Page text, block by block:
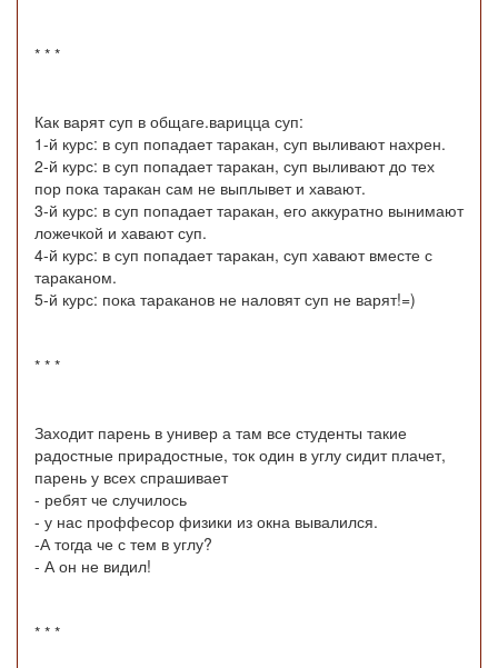
* * *
Как варят суп в общаге.варицца суп:
1-й курс: в суп попадает таракан, суп выливают нахрен.
2-й курс: в суп попадает таракан, суп выливают до тех
пор пока таракан сам не выплывет и хавают.
3-й курс: в суп попадает таракан, его аккуратно вынимают
ложечкой и хавают суп.
4-й курс: в суп попадает таракан, суп хавают вместе с
тараканом.
5-й курс: пока тараканов не наловят суп не варят!=)
* * *
Заходит парень в универ а там все студенты такие
радостные прирадостные, ток один в углу сидит плачет,
парень у всех спрашивает
- ребят че случилось
- у нас проффесор физики из окна вывалился.
-А тогда че с тем в углу?
- А он не видил!
* * *